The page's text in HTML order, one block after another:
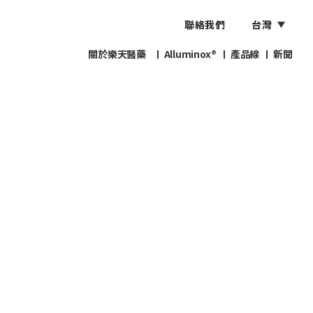
聯絡我們 台灣
關於樂天醫藥 Alluminox® 產品線 新聞